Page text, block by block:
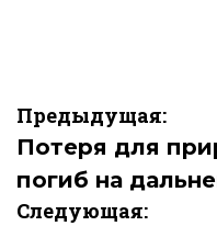
Навигация
по
записям
Предыдущая:
Потеря для
погиб на
Следующая: